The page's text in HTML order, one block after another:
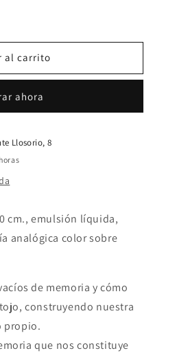
al carrito
ahora
Llosorio, 8
cm., emulsión líquida,
analógica color sobre
de memoria y cómo
construyendo nuestra
propio.
que nos constituye